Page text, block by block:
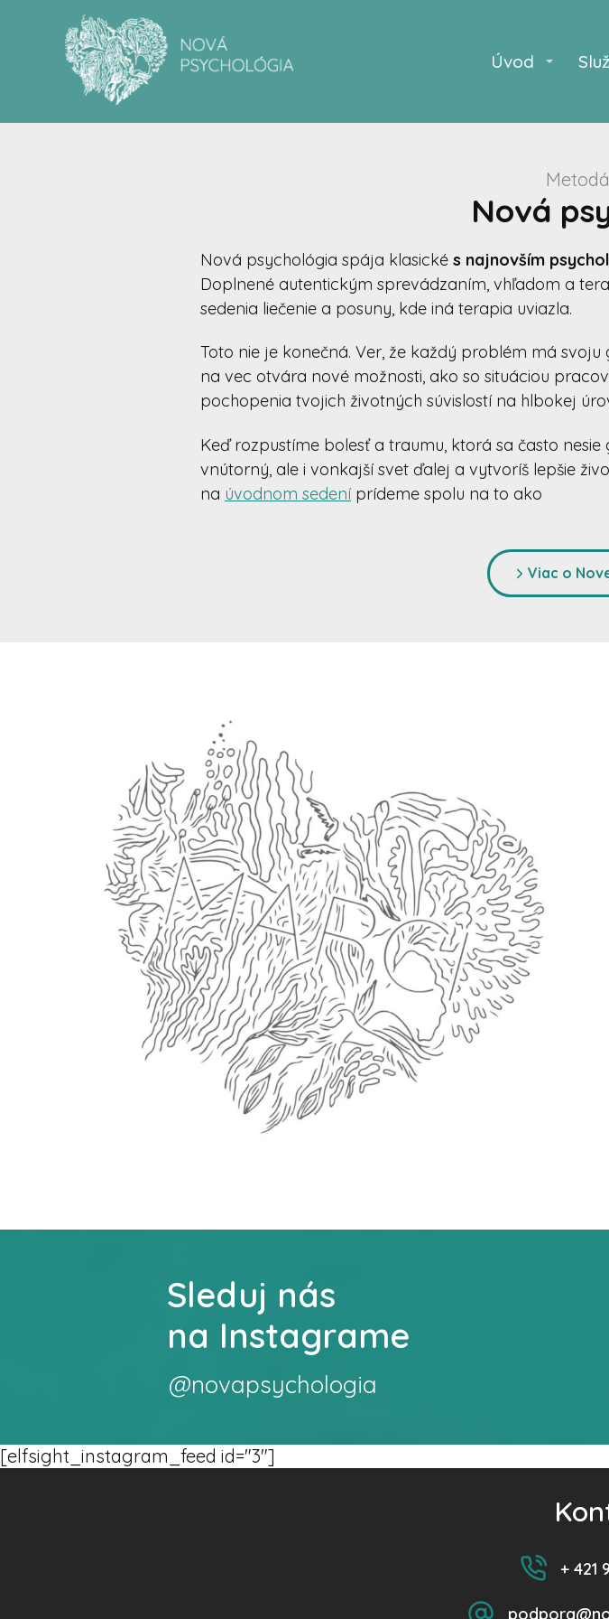
Úvod
Nová
Nová psychológia spája klasické s najnovším
Doplnené autentickým sprevádzaním, vhľadom a
sedenia liečenie a posuny, kde iná terapia uviazla.
Toto nie je konečná. Ver, že každý problém má
na vec otvára nové možnosti, ako so situáciou
pochopenia tvojich životných súvislostí na hlbokej
Keď rozpustíme bolesť a traumu, ktorá sa často
vnútorný, ale i vonkajší svet ďalej a vytvoríš lepšie
na úvodnom sedeníprídeme spolu na to ako
Viac o
Sleduj nás
na Instagrame
@novapsychologia
[elfsight_instagram_feed id="3"]
+ 421